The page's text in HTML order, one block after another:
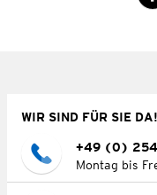
WIR SIND FÜR SIE DA!
+49 (0)
Montag bis